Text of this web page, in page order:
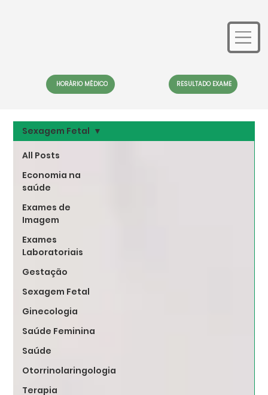
HORÁRIO MÉDICO RESULTADO EXAME
All Posts
Economia na
saúde
Exames de
Imagem
Exames
Laboratoriais
Gestação
Sexagem Fetal
Ginecologia
Saúde Feminina
Saúde
Otorrinolaringologia
Terapia
Sexagem Fetal